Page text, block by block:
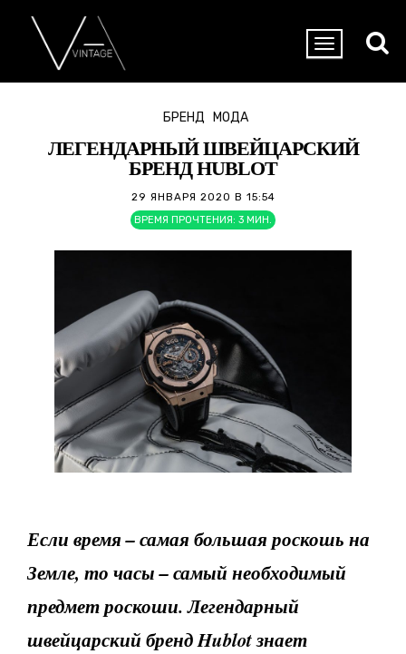
БРЕНД МОДА
ЛЕГЕНДАРНЫЙ ШВЕЙЦАРСКИЙ
БРЕНД HUBLOT
29 ЯНВАРЯ 2020 В 15:54
ВРЕМЯ ПРОЧТЕНИЯ: 3 МИН.
Если время – самая большая роскошь на
Земле, то часы – самый необходимый
предмет роскоши. Легендарный
швейцарский брендHublotзнает